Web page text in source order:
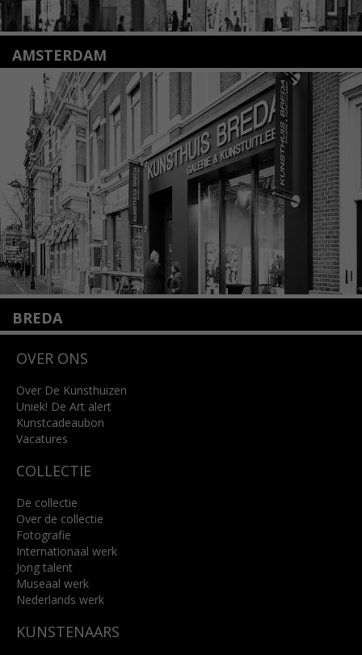
AMSTERDAM
Amstelveenseweg 135
1075 VX Amsterdam
+31 (0)20 2332546
info@kunsthuisamsterdam.nl
Lees meer
BREDA
4818 SB Breda
info@kunsthuisbreda.nl
Lees meer
OVER ONS
Over De Kunsthuizen
Uniek! De Art alert
Kunstcadeaubon
Vacatures
COLLECTIE
De collectie
Over de collectie
Fotografie
Internationaal werk
Jong talent
Museaal werk
Nederlands werk
KUNSTENAARS